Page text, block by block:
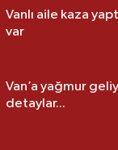
Vanlı aile kaza
var
Van’a yağmur
detaylar...